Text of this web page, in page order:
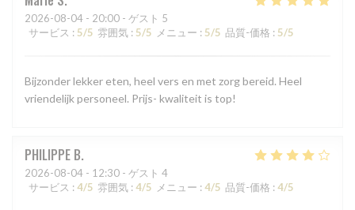
2026-08-04 - 20:00 - ゲスト 5
サービス : 5/5 雰囲気 : 5/5 メニュー : 5/5 品質-価格 : 5/5
Bijzonder lekker eten, heel vers en met zorg bereid. Heel
vriendelijk personeel. Prijs- kwaliteit is top!
PHILIPPE B
2026-08-04 - 12:30 - ゲスト 4
サービス : 4/5 雰囲気 : 4/5 メニュー : 4/5 品質-価格 : 4/5